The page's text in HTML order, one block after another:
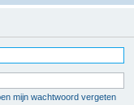
mijn wachtwoord vergeten